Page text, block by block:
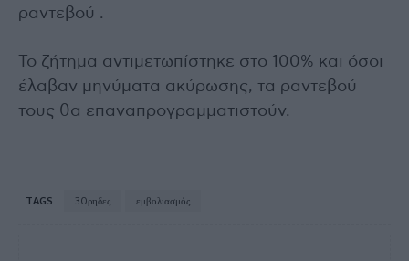
ραντεβού .
Το ζήτημα αντιμετωπίστηκε στο 100% και όσοι
έλαβαν μηνύματα ακύρωσης, τα ραντεβού
τους θα επαναπρογραμματιστούν.
TAGS 30ρηδες εμβολιασμός